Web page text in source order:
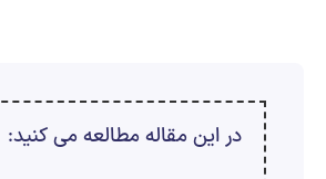
در این مقاله مطالعه می کنید: